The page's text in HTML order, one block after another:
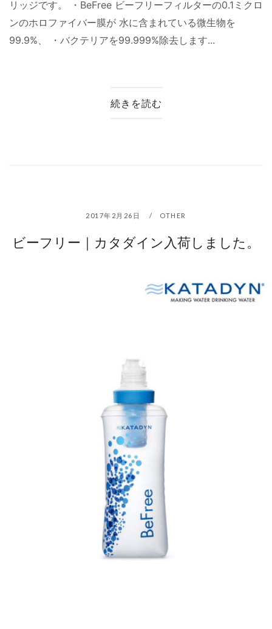
リッジです。 ・BeFree ビーフリーフィルターの0.1ミクロ
ンのホロファイバー膜が 水に含まれている微生物を
99.9%、 ・バクテリアを99.999%除去します...
続きを読む
2017年2月26日 OTHER
ビーフリー｜カタダイン入荷しました。